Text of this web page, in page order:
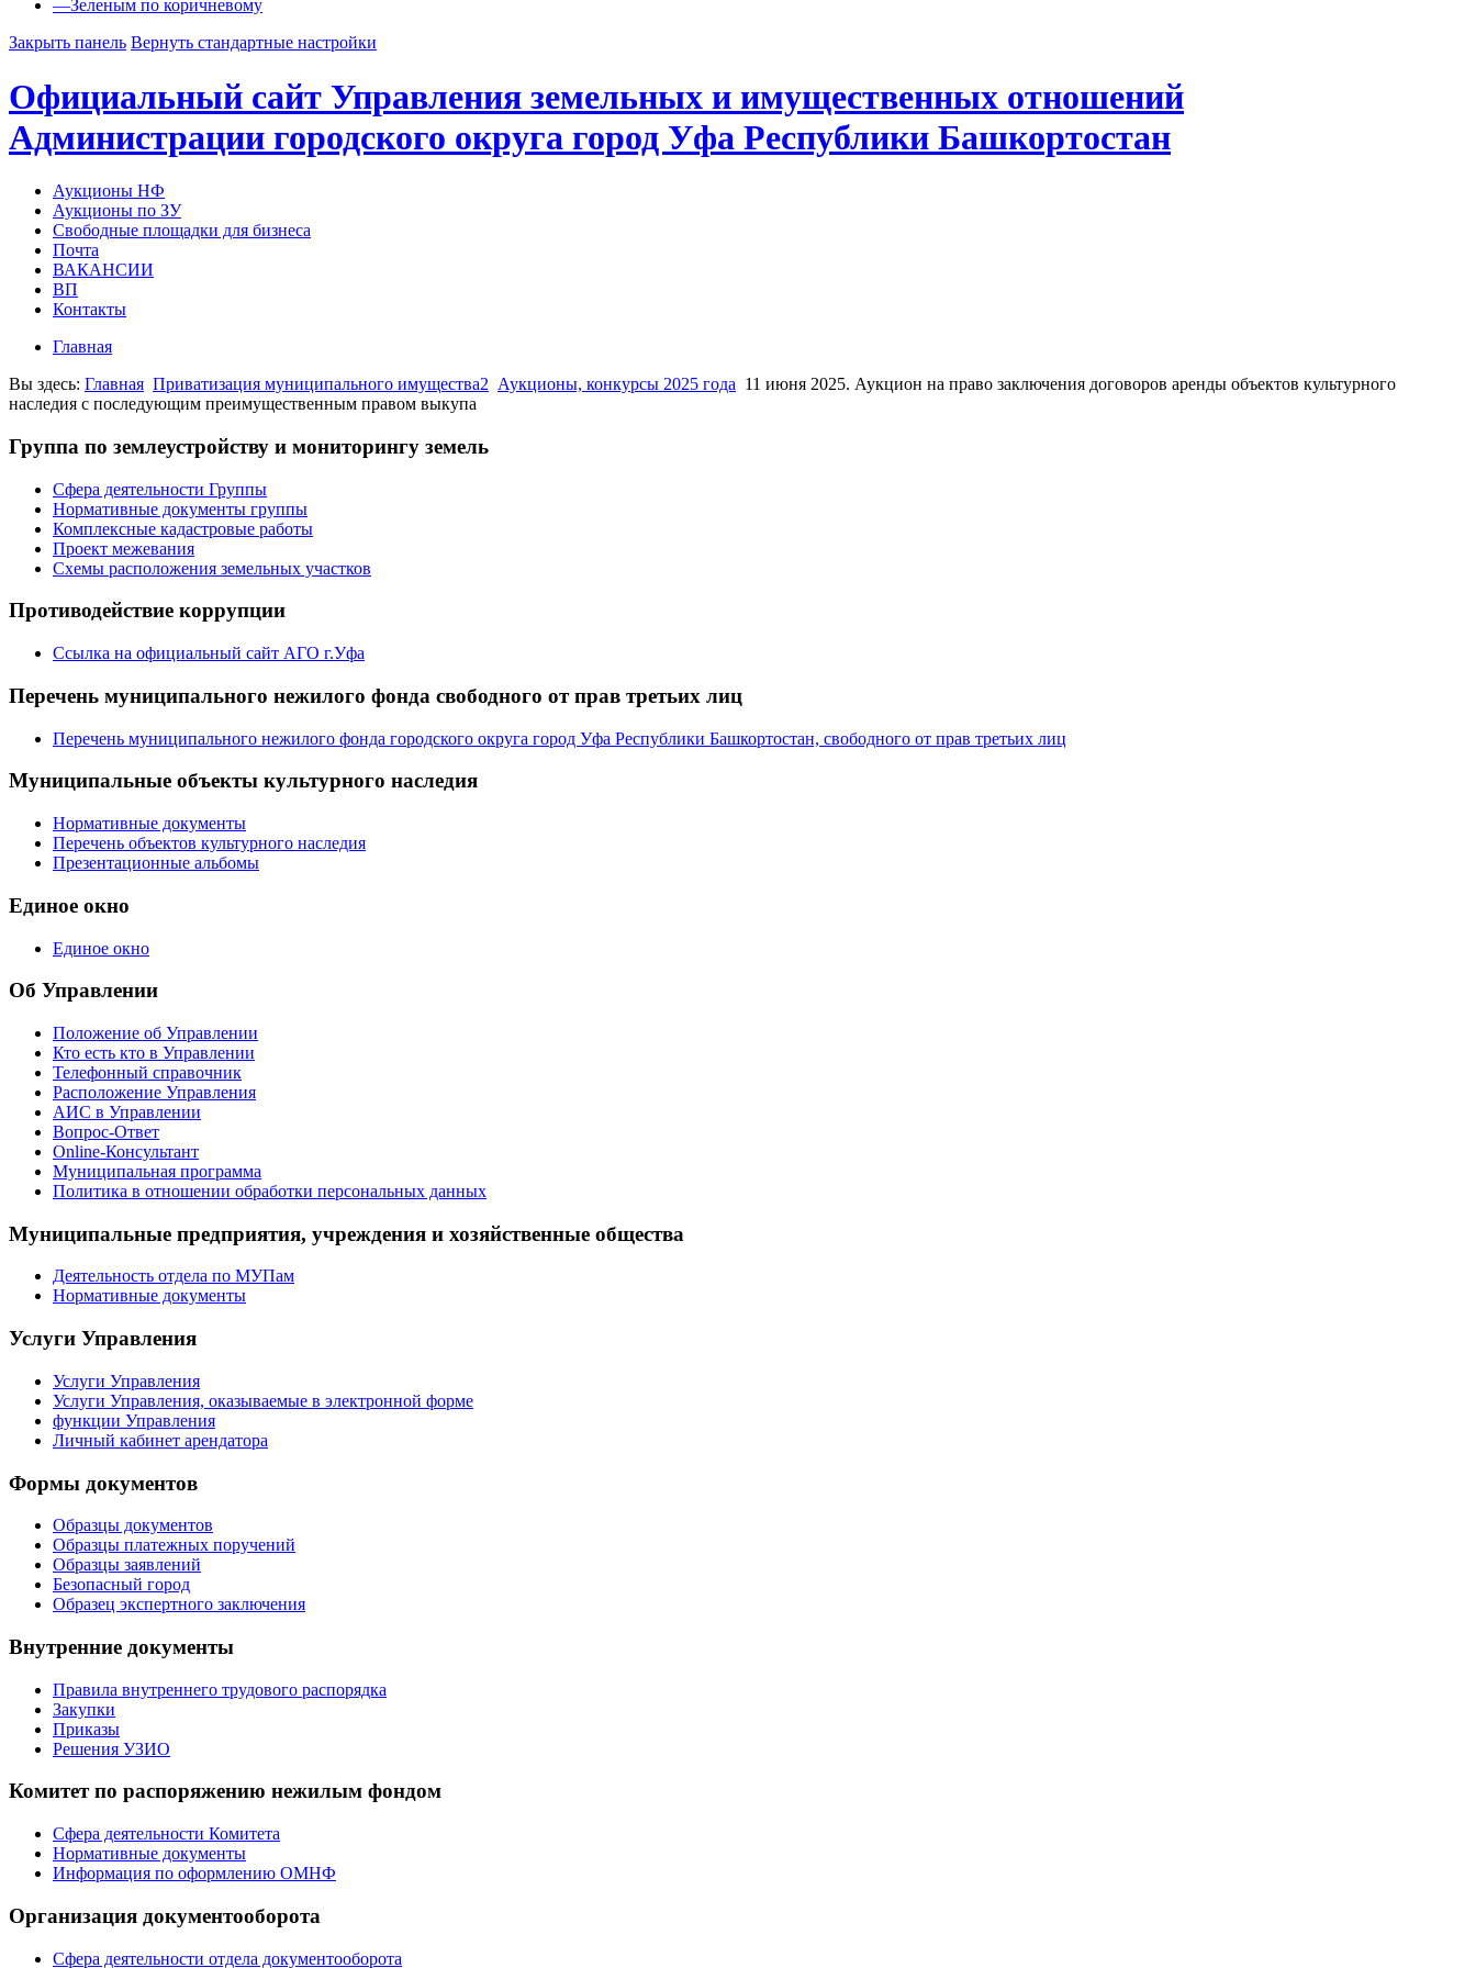
—Зеленым по коричневому
Закрыть панель Вернуть стандартные настройки
Официальный сайт Управления земельных и имущественных отношений
Администрации городского округа город Уфа Республики Башкортостан
Аукционы НФ
Аукционы по ЗУ
Свободные площадки для бизнеса
Почта
ВАКАНСИИ
ВП
Контакты
Главная
Вы здесь: Главная Приватизация муниципального имущества2 Аукционы, конкурсы 2025 года 11 июня 2025. Аукцион на право заключения договоров аренды объектов культурного
наследия с последующим преимущественным правом выкупа
Группа по землеустройству и мониторингу земель
Сфера деятельности Группы
Нормативные документы группы
Комплексные кадастровые работы
Проект межевания
Схемы расположения земельных участков
Противодействие коррупции
Ссылка на официальный сайт АГО г.Уфа
Перечень муниципального нежилого фонда свободного от прав третьих лиц
Перечень муниципального нежилого фонда городского округа город Уфа Республики Башкортостан, свободного от прав третьих лиц
Муниципальные объекты культурного наследия
Нормативные документы
Перечень объектов культурного наследия
Презентационные альбомы
Единое окно
Единое окно
Об Управлении
Положение об Управлении
Кто есть кто в Управлении
Телефонный справочник
Расположение Управления
АИС в Управлении
Вопрос-Ответ
Online-Консультант
Муниципальная программа
Политика в отношении обработки персональных данных
Муниципальные предприятия, учреждения и хозяйственные общества
Деятельность отдела по МУПам
Нормативные документы
Услуги Управления
Услуги Управления
Услуги Управления, оказываемые в электронной форме
функции Управления
Личный кабинет арендатора
Формы документов
Образцы документов
Образцы платежных поручений
Образцы заявлений
Безопасный город
Образец экспертного заключения
Внутренние документы
Правила внутреннего трудового распорядка
Закупки
Приказы
Решения УЗИО
Комитет по распоряжению нежилым фондом
Сфера деятельности Комитета
Нормативные документы
Информация по оформлению ОМНФ
Организация документооборота
Сфера деятельности отдела документооборота